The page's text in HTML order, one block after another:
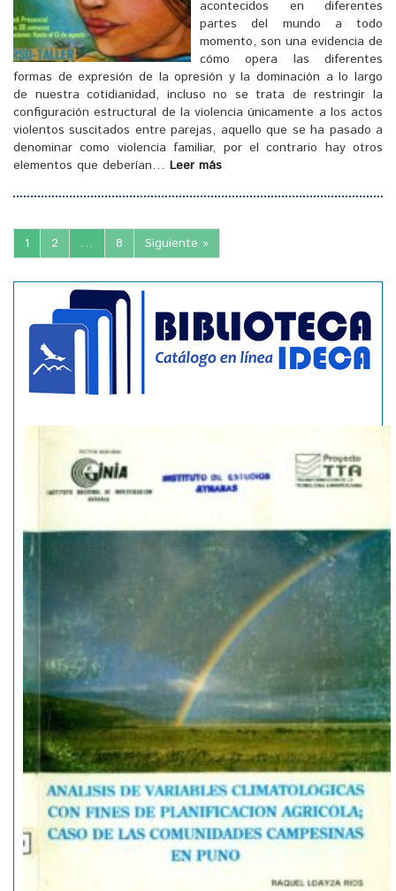
[ ]
acontecidos en diferentes
partes del mundo a todo
momento, son una evidencia de
cómo opera las diferentes
formas de expresión de la opresión y la dominación a lo largo
de nuestra cotidianidad, incluso no se trata de restringir la
configuración estructural de la violencia únicamente a los actos
violentos suscitados entre parejas, aquello que se ha pasado a
denominar como violencia familiar, por el contrario hay otros
elementos que deberían… Leer más
1 2 … 8 Siguiente »